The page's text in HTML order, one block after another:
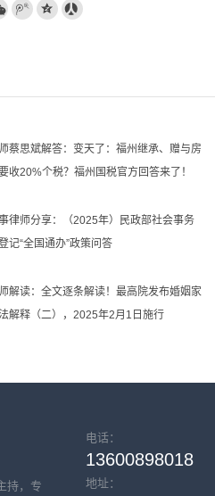
蔡思斌解答：变天了：福州继承、赠与房
收20%个税？福州国税官方回答来了！
律师分享：（2025年）民政部社会事务
记“全国通办”政策问答
解读：全文逐条解读！最高院发布婚姻家
解释（二），2025年2月1日施行
持，专
电话：
13600898018
地址：